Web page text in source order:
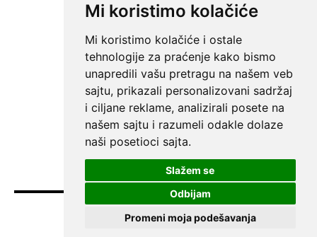
Mi koristimo kolačiće
Mi koristimo kolačiće i ostale
tehnologije za praćenje kako bismo
unapredili vašu pretragu na našem veb
sajtu, prikazali personalizovani sadržaj
i ciljane reklame, analizirali posete na
našem sajtu i razumeli odakle dolaze
naši posetioci sajta.
Slažem se
Odbijam
Promeni moja podešavanja